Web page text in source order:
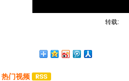
转载:
热门视频